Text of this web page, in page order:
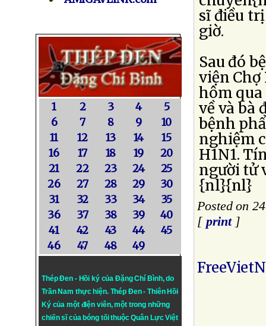
1 2 3 4
5
6
7 8 9
10
11
12 13 14
15
16
17 18 19
20
21
22 23 24
25
26
27 28 29
30
31
32 33 34
35
36
37 38 39
40
41
42 43 44
45
46
47 48 49
Thép Đen - Hồi ký của Đặng Chí Bình, do
Trần Nam thực hiện. Thép Đen- Thiên Hồi
Ký của một điện viên, một trong những
chiến sĩ của bóng tối thuộc Quân Lực Việt
sĩ điều
giờ.
Sau đó
viện Chợ
hôm
về và bà
bệnh
nghiệm
H1N1.
người tử
{nl}{nl}
Posted on
[ print]